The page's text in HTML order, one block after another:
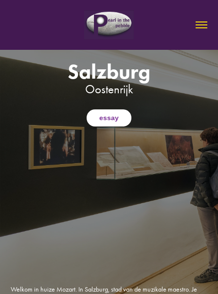
Salzburg
Oostenrijk
essay
Welkom in huize Mozart. In Salzburg, stad van de muzikale maestro. Je